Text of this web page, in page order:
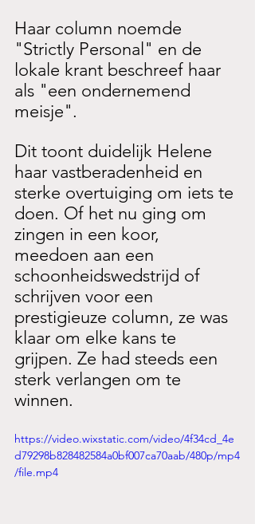
Haar column noemde
"Strictly Personal" en de
lokale krant beschreef haar
als "een ondernemend
meisje".
Dit toont duidelijk Helene
haar vastberadenheid en
sterke overtuiging om iets te
doen. Of het nu ging om
zingen in een koor,
meedoen aan een
schoonheidswedstrijd of
schrijven voor een
prestigieuze column, ze was
klaar om elke kans te
grijpen. Ze had steeds een
sterk verlangen om te
winnen.
https://video.wixstatic.com/video/4f34cd_4e
d79298b828482584a0bf007ca70aab/480p/mp4
/file.mp4